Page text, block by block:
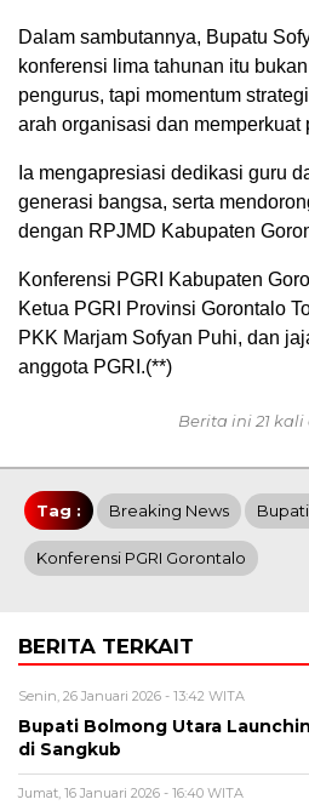
Dalam sambutannya, Bupatu
konferensi lima tahunan itu
pengurus, tapi momentum
arah organisasi dan memperkuat
Ia mengapresiasi dedikasi guru
generasi bangsa, serta
dengan RPJMD Kabupaten
Konferensi PGRI Kabupaten
Ketua PGRI Provinsi Gorontalo
PKK Marjam Sofyan Puhi, dan
anggota PGRI.(**)
Berita ini 21
Tag : Breaking News
Konferensi PGRI Gorontalo
BERITA TERKAIT
Senin, 26 Januari 2026 - 13:42 WITA
Bupati Bolmong Utara
di Sangkub
Jumat, 16 Januari 2026 - 16:40 WITA